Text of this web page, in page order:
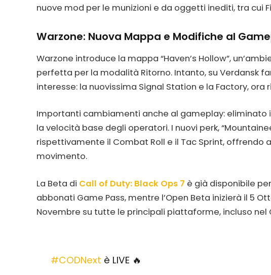
nuove mod per le munizioni e da oggetti inediti, tra cui
Warzone: Nuova Mappa e Modifiche al
Warzone introduce la mappa “Haven’s Hollow”,
perfetta per la modalità Ritorno. Intanto, su Verdansk
interesse: la nuovissima Signal Station e la Factory, ora
Importanti cambiamenti anche al gameplay:
la velocità base degli operatori. I nuovi perk,
rispettivamente il Combat Roll e il Tac Sprint, offrendo
movimento.
La Beta di Call of Duty: Black Ops 7 è già disponibile
abbonati Game Pass, mentre l’Open Beta inizierà il 5
Novembre su tutte le principali piattaforme, incluso nel
#CODNext è LIVE 🔥